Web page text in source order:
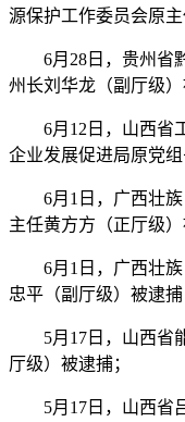
源保护工作委员会原
6月28日，贵州省
州长刘华龙（副厅级）
6月12日，山西省
企业发展促进局原党
6月1日，广西壮
主任黄方方（正厅级）
6月1日，广西壮
忠平（副厅级）被逮捕
5月17日，山西省
厅级）被逮捕；
5月17日，山西省